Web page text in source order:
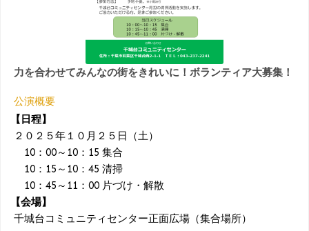
力を合わせてみんなの街をきれいに！ボランティア大募集！
公演概要
【日程】
２０２５年１０月２５日（土）
10：00～10：15 集合
10：15～10：45 清掃
10：45～11：00 片づけ・解散
【会場】
千城台コミュニティセンター正面広場（集合場所）